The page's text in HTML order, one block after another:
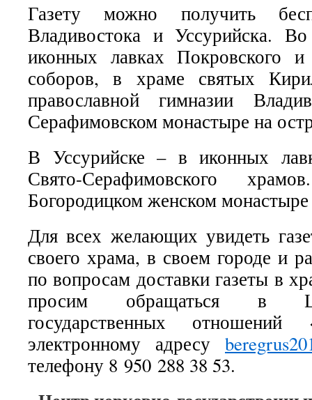
Газету можно получить
Владивостока и Уссурийска.
иконных лавках Покровского и
соборов, в храме святых
православной гимназии
Серафимовском монастыре на
В Уссурийске – в иконных
Свято-Серафимовского
Богородицком женском
Для всех желающих увидеть
своего храма, в своем городе и
по вопросам доставки газеты в
просим обращаться в
государственных
электронному адресу
телефону 8 950 288 38 53.